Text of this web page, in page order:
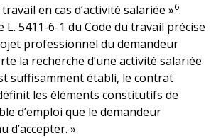
en cas d’activité salariée »6.
L. 5411-6-1 du Code du travail précise
professionnel du demandeur
la recherche d’une activité salariée
suffisamment établi, le contrat
les éléments constitutifs de
d’emploi que le demandeur
d’accepter. »